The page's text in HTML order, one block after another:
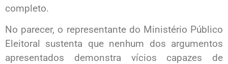
completo.
No parecer, o representante do Ministério Público
Eleitoral sustenta que nenhum dos argumentos
apresentados demonstra vícios capazes de